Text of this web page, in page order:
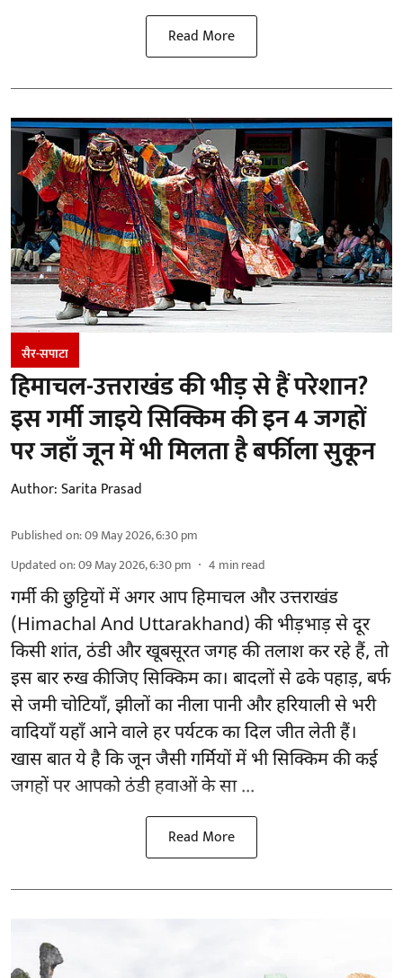
Read More
सैर-सपाटा
हिमाचल-उत्तराखंड की भीड़ से हैं परेशान?
इस गर्मी जाइये सिक्किम की इन 4 जगहों
पर जहाँ जून में भी मिलता है बर्फीला सुकून
Author:Sarita Prasad
Published on:09 May 2026, 6:30 pm
Updated on:09 May 2026, 6:30 pm 4 min read
गर्मी की छुट्टियों में अगर आप हिमाचल और उत्तराखंड
(Himachal And Uttarakhand) की भीड़भाड़ से दूर
किसी शांत, ठंडी और खूबसूरत जगह की तलाश कर रहे हैं, तो
इस बार रुख कीजिए सिक्किम का। बादलों से ढके पहाड़, बर्फ
से जमी चोटियाँ, झीलों का नीला पानी और हरियाली से भरी
वादियाँ यहाँ आने वाले हर पर्यटक का दिल जीत लेती हैं।
खास बात ये है कि जून जैसी गर्मियों में भी सिक्किम की कई
जगहों पर आपको ठंडी हवाओं के सा ...
Read More